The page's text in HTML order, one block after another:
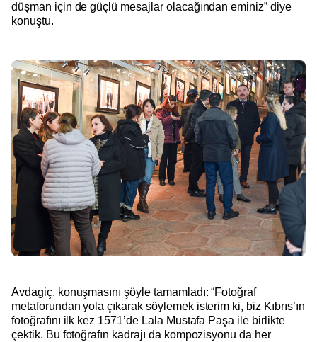
düşman için de güçlü mesajlar olacağından eminiz” diye
konuştu.
Avdagiç, konuşmasını şöyle tamamladı: “Fotoğraf
metaforundan yola çıkarak söylemek isterim ki, biz Kıbrıs’ın
fotoğrafını ilk kez 1571’de Lala Mustafa Paşa ile birlikte
çektik. Bu fotoğrafın kadrajı da kompozisyonu da her